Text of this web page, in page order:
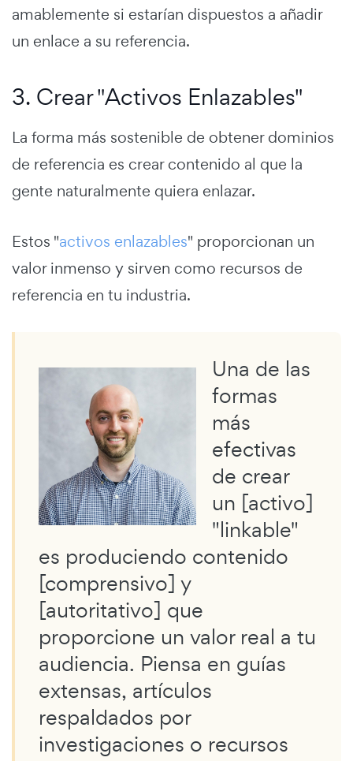
amablemente si estarían dispuestos a añadir
un enlace a su referencia.
3. Crear "Activos Enlazables"
La forma más sostenible de obtener dominios
de referencia es crear contenido al que la
gente naturalmente quiera enlazar.
Estos "activos enlazables" proporcionan un
valor inmenso y sirven como recursos de
referencia en tu industria.
Una de las
formas
más
efectivas
de crear
un [activo]
"linkable"
es produciendo contenido
[comprensivo] y
[autoritativo] que
proporcione un valor real a tu
audiencia. Piensa en guías
extensas, artículos
respaldados por
investigaciones o recursos